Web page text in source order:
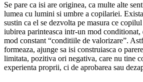
Se pare ca isi are originea, ca multe alte
lumea cu lumini si umbre a copilariei.
sustin ca el se dezvolta pe masura ce
iubirea parinteasca intr-un mod conditionat,
mod constant “conditiile de valorizare”.
formeaza, ajunge sa isi construiasca o
limitata, pozitiva ori negativa, care nu tine
experienta proprii, ci de aprobarea sau